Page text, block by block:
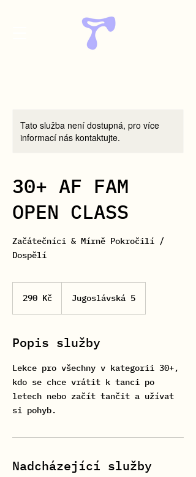
Tato služba není dostupná, pro více
informací nás kontaktujte.
30+ AF FAM
OPEN CLASS
Začátečníci & Mírně Pokročilí /
Dospělí
korun290 Kč Jugoslávská 5
Popis služby
Lekce pro všechny v kategorii 30+,
kdo se chce vrátit k tanci po
letech nebo začít tančit a užívat
si pohyb.
Nadcházející služby